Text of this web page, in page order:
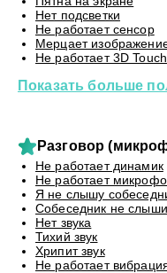
Нет подсветки
Не работает сенсор
Мерцает
Не работает 3D Touch
Показать больше
Разговор
Не работает динамик
Не работает
Я не слышу
Собеседник не
Нет звука
Тихий звук
Хрипит звук
Не работает